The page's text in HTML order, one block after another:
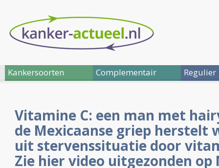
Kankersoorten Complementair Regulier
Vitamine C: een man met
de Mexicaanse griep herstelt
uit stervenssituatie door
Zie hier video uitgezonden op